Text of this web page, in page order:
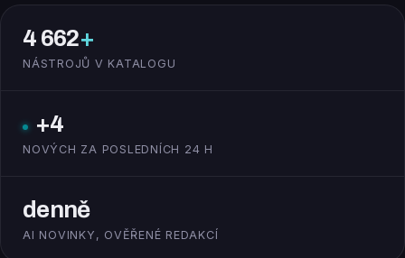
4 662+
NÁSTROJŮ V KATALOGU
+4
NOVÝCH ZA POSLEDNÍCH 24 H
denně
AI NOVINKY, OVĚŘENÉ REDAKCÍ